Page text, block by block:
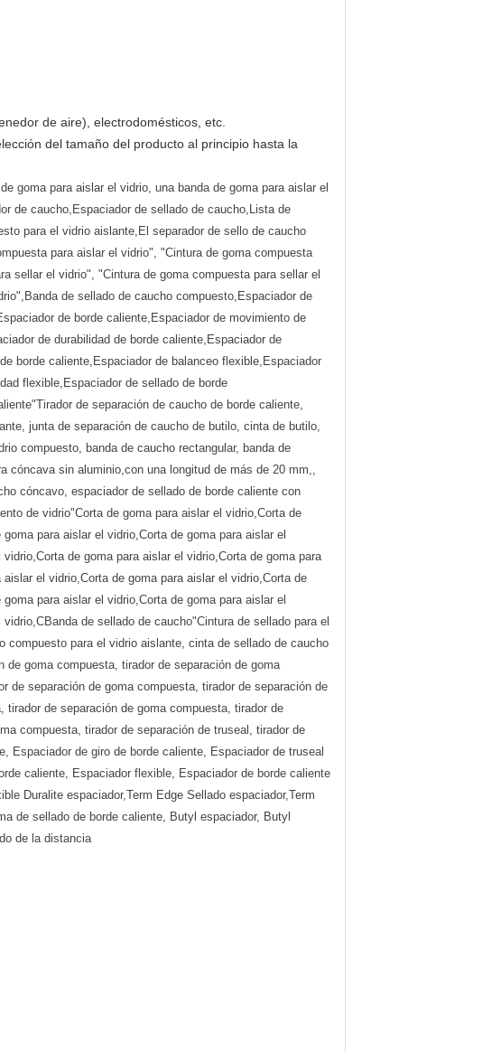
de aire), electrodomésticos, etc.
del tamaño del producto al principio hasta la
goma para aislar el vidrio, una banda de goma para aislar el
de caucho,Espaciador de sellado de caucho,Lista de
para el vidrio aislante,El separador de sello de caucho
para aislar el vidrio", "Cintura de goma compuesta
sellar el vidrio", "Cintura de goma compuesta para sellar el
de sellado de caucho compuesto,Espaciador de
de borde caliente,Espaciador de movimiento de
de durabilidad de borde caliente,Espaciador de
borde caliente,Espaciador de balanceo flexible,Espaciador
flexible,Espaciador de sellado de borde
de separación de caucho de borde caliente,
junta de separación de caucho de butilo, cinta de butilo,
compuesto, banda de caucho rectangular, banda de
cóncava sin aluminio,con una longitud de más de 20 mm,,
cóncavo, espaciador de sellado de borde caliente con
de vidrio"Corta de goma para aislar el vidrio,Corta de
para aislar el vidrio,Corta de goma para aislar el
de goma para aislar el vidrio,Corta de goma para
el vidrio,Corta de goma para aislar el vidrio,Corta de
para aislar el vidrio,Corta de goma para aislar el
de sellado de caucho"Cintura de sellado para el
para el vidrio aislante, cinta de sellado de caucho
goma compuesta, tirador de separación de goma
de separación de goma compuesta, tirador de separación de
de separación de goma compuesta, tirador de
compuesta, tirador de separación de truseal, tirador de
Espaciador de giro de borde caliente, Espaciador de truseal
caliente, Espaciador flexible, Espaciador de borde caliente
Duralite espaciador,Term Edge Sellado espaciador,Term
de sellado de borde caliente, Butyl espaciador, Butyl
de la distancia